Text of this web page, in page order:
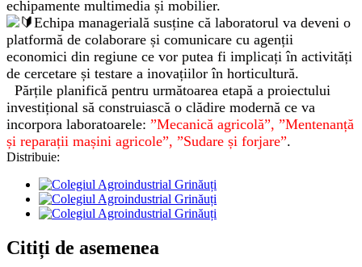
echipamente multimedia și mobilier.
Echipa managerială susține că laboratorul va deveni o
platformă de colaborare și comunicare cu agenții
economici din regiune ce vor putea fi implicați în activități
de cercetare și testare a inovațiilor în horticultură.
Părțile planifică pentru următoarea etapă a proiectului
investițional să construiască o clădire modernă ce va
incorpora laboratoarele: ”Mecanică agricolă”, ”Mentenanță
și reparații mașini agricole”, ”Sudare și forjare”.
Distribuie:
Citiți de asemenea